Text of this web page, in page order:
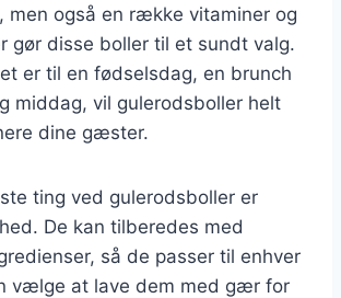
men også en række vitaminer og
gør disse boller til et sundt valg.
er til en fødselsdag, en brunch
middag, vil gulerodsboller helt
dine gæster.
ting ved gulerodsboller er
De kan tilberedes med
så de passer til enhver
vælge at lave dem med gær for